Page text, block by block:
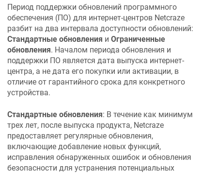
Период поддержки обновлений программного
обеспечения (ПО) для интернет-центров Netcraze
разбит на два интервала доступности обновлений:
Стандартные обновления и Ограниченные
обновления. Началом периода обновления и
поддержки ПО является дата выпуска интернет-
центра, а не дата его покупки или активации, в
отличие от гарантийного срока для конкретного
устройства.
Стандартные обновления: В течение как минимум
трех лет, после выпуска продукта, Netcraze
предоставляет регулярные обновления,
включающие добавление новых функций,
исправления обнаруженных ошибок и обновления
безопасности для устранения потенциальных